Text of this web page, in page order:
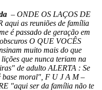
– ONDE OS LAÇOS DE
aqui as reuniões de família
é passado de geração em
O QUE VOCÊS
muito mais do que
que nunca teriam na
de adulto ALERTA : Se
base moral", F U J A M –
"aqui ser da família não te